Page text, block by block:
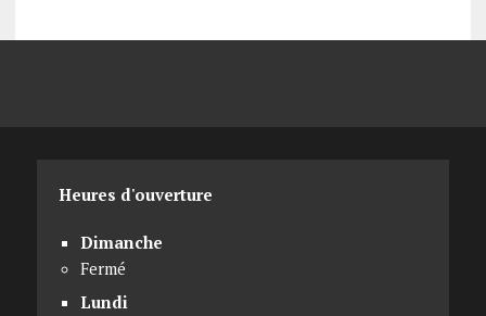
Heures d'ouverture
Dimanche
Fermé
Lundi